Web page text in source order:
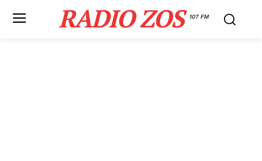
RADIO ZOS 107 FM